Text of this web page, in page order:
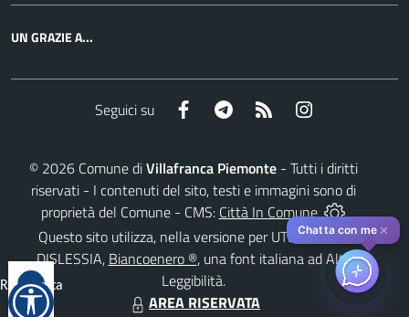
UN GRAZIE A...
Seguici su Facebook Telegram RSS
© 2026 Comune diVillafranca Piemonte - Tutti i diritti
riservati - I contenuti del sito, testi e immagini sono di
proprietà del Comune - CMS: Città In Comune
Questo sito utilizza, nella versione per UTENTI CON
DISLESSIA, Biancoenero ®, una font italiana ad Alta
Leggibilità.
AREA RISERVATA
Reimposta
tutto
Chatta con me ✕